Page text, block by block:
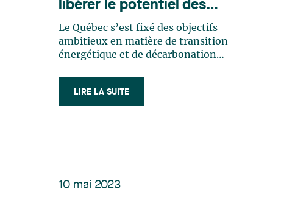
libérer le potentiel des
actions accréditives
Le Québec s’est fixé des objectifs
ambitieux en matière de transition
énergétique et de décarbonation
contexte où notre consommation
d’énergie pourrait croître rapidement
LIRE LA SUITE
10 mai 2023